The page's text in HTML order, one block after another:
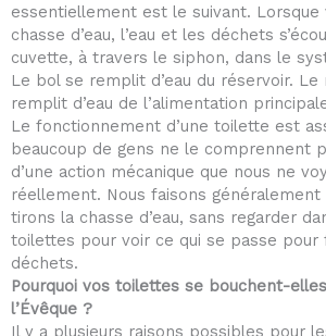
essentiellement est le suivant. Lorsque
chasse d’eau, l’eau et les déchets
cuvette, à travers le siphon, dans le
Le bol se remplit d’eau du réservoir. Le
remplit d’eau de l’alimentation
Le fonctionnement d’une toilette est
beaucoup de gens ne le comprennent
d’une action mécanique que nous ne
réellement. Nous faisons
tirons la chasse d’eau, sans regarder
toilettes pour voir ce qui se passe pour
déchets.
Pourquoi vos toilettes se bouchent-
l’Évêque ?
Il y a plusieurs raisons possibles pour